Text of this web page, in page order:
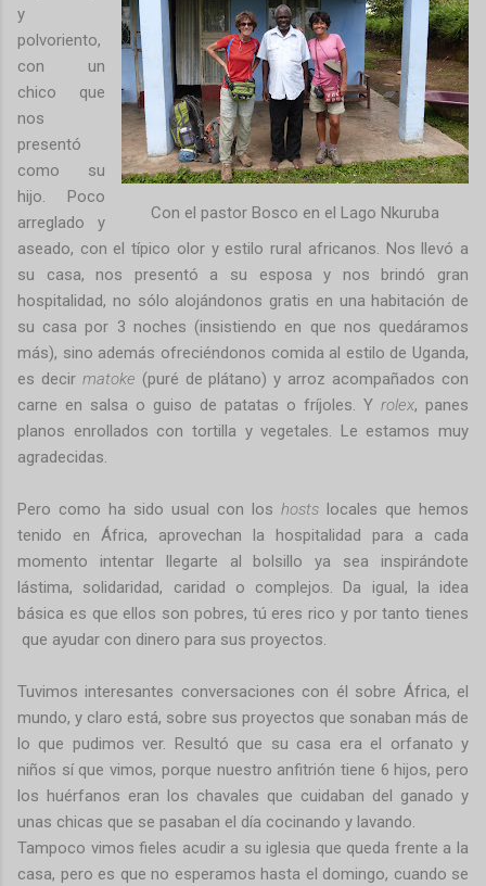
Con el pastor Bosco en el Lago Nkuruba
y
polvoriento,
con un
chico que
nos
presentó
como su
hijo. Poco
arreglado y
aseado, con el típico olor y estilo rural africanos. Nos llevó a
su casa, nos presentó a su esposa y nos brindó gran
hospitalidad, no sólo alojándonos gratis en una habitación de
su casa por 3 noches (insistiendo en que nos quedáramos
más), sino además ofreciéndonos comida al estilo de Uganda,
es decir matoke (puré de plátano) y arroz acompañados con
carne en salsa o guiso de patatas o fríjoles. Y rolex, panes
planos enrollados con tortilla y vegetales. Le estamos muy
agradecidas.
Pero como ha sido usual con los hosts locales que hemos
tenido en África, aprovechan la hospitalidad para a cada
momento intentar llegarte al bolsillo ya sea inspirándote
lástima, solidaridad, caridad o complejos. Da igual, la idea
básica es que ellos son pobres, tú eres rico y por tanto tienes
que ayudar con dinero para sus proyectos.
Tuvimos interesantes conversaciones con él sobre África, el
mundo, y claro está, sobre sus proyectos que sonaban más de
lo que pudimos ver. Resultó que su casa era el orfanato y
niños sí que vimos, porque nuestro anfitrión tiene 6 hijos, pero
los huérfanos eran los chavales que cuidaban del ganado y
unas chicas que se pasaban el día cocinando y lavando.
Tampoco vimos fieles acudir a su iglesia que queda frente a la
casa, pero es que no esperamos hasta el domingo, cuando se